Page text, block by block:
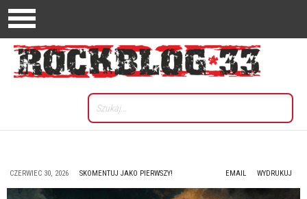
CZERWIEC 30, 2026 WYDRUKUJ
EMAIL
SKOMENTUJ JAKO PIERWSZY!